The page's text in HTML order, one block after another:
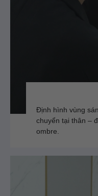
Định hình vùng
chuyển tại thân –
ombre.